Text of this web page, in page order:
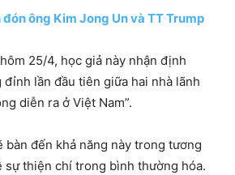
ông Kim Jong Un và TT Trump
25/4, học giả này nhận định
lần đầu tiên giữa hai nhà lãnh
diễn ra ở Việt Nam”.
bàn đến khả năng này trong tương
sự thiện chí trong bình thường hóa.